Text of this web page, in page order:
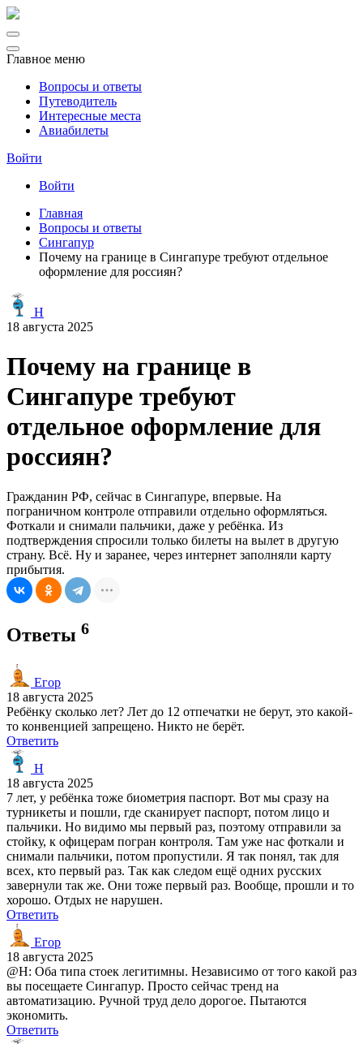
Главное меню
Вопросы и ответы
Путеводитель
Интересные места
Авиабилеты
Войти
Войти
Главная
Вопросы и ответы
Сингапур
Почему на границе в Сингапуре требуют отдельное
оформление для россиян?
H
18 августа 2025
Почему на границе в
Сингапуре требуют
отдельное оформление для
россиян?
Гражданин РФ, сейчас в Сингапуре, впервые. На
пограничном контроле отправили отдельно оформляться.
Фоткали и снимали пальчики, даже у ребёнка. Из
подтверждения спросили только билеты на вылет в другую
страну. Всё. Ну и заранее, через интернет заполняли карту
прибытия.
Ответы 6
Егор
18 августа 2025
Ребёнку сколько лет? Лет до 12 отпечатки не берут, это какой-
то конвенцией запрещено. Никто не берёт.
Ответить
H
18 августа 2025
7 лет, у ребёнка тоже биометрия паспорт. Вот мы сразу на
турникеты и пошли, где сканирует паспорт, потом лицо и
пальчики. Но видимо мы первый раз, поэтому отправили за
стойку, к офицерам погран контроля. Там уже нас фоткали и
снимали пальчики, потом пропустили. Я так понял, так для
всех, кто первый раз. Так как следом ещё одних русских
завернули так же. Они тоже первый раз. Вообще, прошли и то
хорошо. Отдых не нарушен.
Ответить
Егор
18 августа 2025
@H: Оба типа стоек легитимны. Независимо от того какой раз
вы посещаете Сингапур. Просто сейчас тренд на
автоматизацию. Ручной труд дело дорогое. Пытаются
экономить.
Ответить